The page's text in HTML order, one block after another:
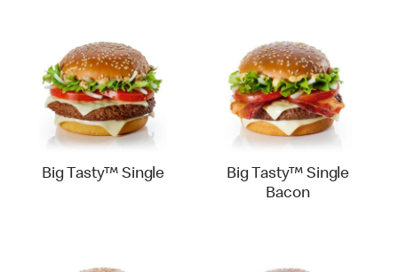
Big Tasty™ Single
Big Tasty™ Single
Bacon